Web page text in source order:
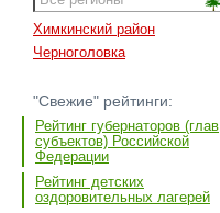
Химкинский район
Черноголовка
"Свежие" рейтинги:
Рейтинг губернаторов (глав
субъектов) Российской
Федерации
Рейтинг детских
оздоровительных лагерей